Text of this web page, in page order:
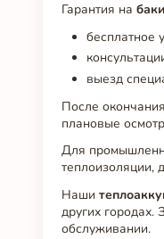
Гарантия на
бесплатное
выезд
После
плановые
Для
теплоизоляции,
Наши
других городах.
обслуживании.